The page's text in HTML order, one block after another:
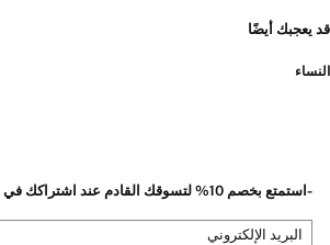
قد يعجبك أيضًا
النساء
-استمتع بخصم 10% لتسوقك القادم عند اشتراكك في نشرتنا الاخبارية
البريد الإلكتروني